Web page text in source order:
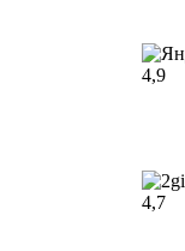
4,9
4,7